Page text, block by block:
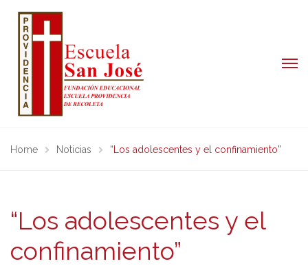
Home Noticias “Los adolescentes y el confinamiento”
“Los adolescentes y el
confinamiento”